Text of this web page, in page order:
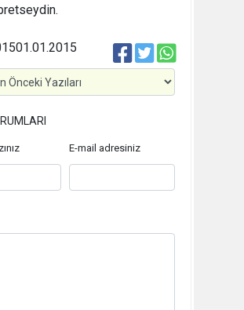
01.01.2015
E-mail adresiniz